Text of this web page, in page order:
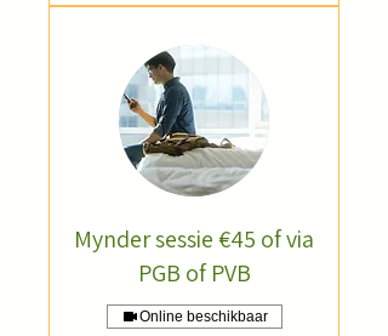
Mynder sessie €45 of via
PGB of PVB
Online beschikbaar